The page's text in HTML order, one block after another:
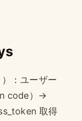
：ユーザー
code）→
取得